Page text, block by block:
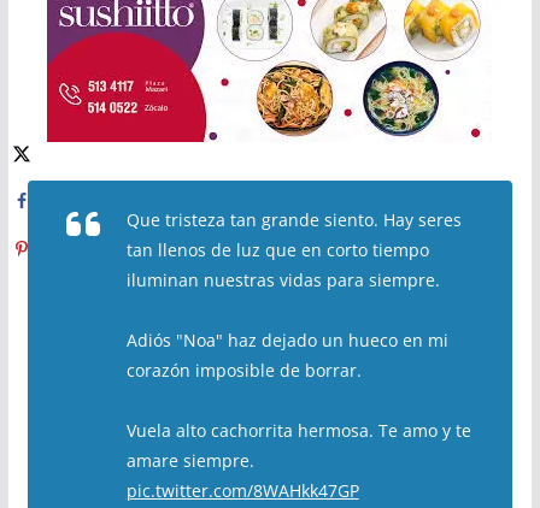
Que tristeza tan grande siento. Hay seres
tan llenos de luz que en corto tiempo
iluminan nuestras vidas para siempre.
Adiós "Noa" haz dejado un hueco en mi
corazón imposible de borrar.
Vuela alto cachorrita hermosa. Te amo y te
amare siempre.
pic.twitter.com/8WAHkk47GP